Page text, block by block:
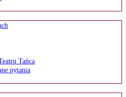
Tańca
pytania